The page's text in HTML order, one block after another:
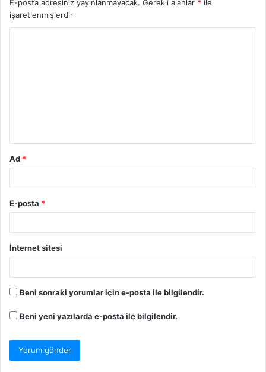
E-posta adresiniz yayınlanmayacak. Gerekli alanlar * ile
işaretlenmişlerdir
Ad *
E-posta *
İnternet sitesi
Beni sonraki yorumlar için e-posta ile bilgilendir.
Beni yeni yazılarda e-posta ile bilgilendir.